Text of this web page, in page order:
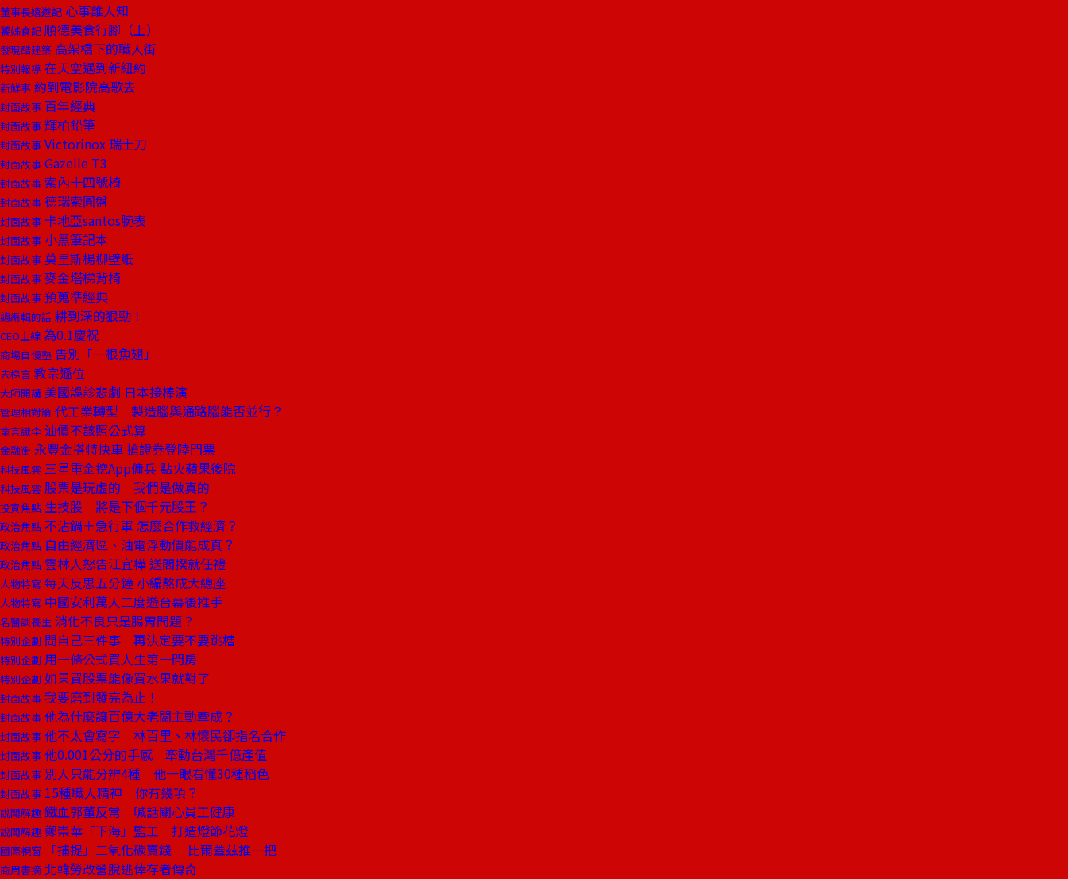
董事長嬉遊記 心事誰人知
饕姊食記 順德美食行腳（上）
發現酷建築 高架橋下的職人街
特別報導 在天空遇到新紐約
新鮮事 約到電影院高歌去
封面故事 百年經典
封面故事 輝柏鉛筆
封面故事 Victorinox 瑞士刀
封面故事 Gazelle T3
封面故事 索內十四號椅
封面故事 德瑞索圓盤
封面故事 卡地亞santos腕表
封面故事 小黑筆記本
封面故事 莫里斯楊柳壁紙
封面故事 麥金塔梯背椅
封面故事 預蒐準經典
總編輯的話 耕到深的狠勁！
CEO上線 為0.1慶祝
商場自慢塾 告別「一根魚翅」
去梯言 教宗遜位
大師開講 美國誤診悲劇 日本接棒演
管理相對論 代工業轉型 製造腦與通路腦能否並行？
童言識李 油價不該照公式算
金融街 永豐金搭特快車 搶證券登陸門票
科技風雲 三星重金挖App傭兵 點火蘋果後院
科技風雲 股票是玩虛的 我們是做真的
投資焦點 生技股 將是下個千元股王？
政治焦點 不沾鍋＋急行軍 怎麼合作救經濟？
政治焦點 自由經濟區、油電浮動價能成真？
政治焦點 雲林人怒告江宜樺 送閣揆就任禮
人物特寫 每天反思五分鐘 小編熬成大總座
人物特寫 中國安利萬人二度遊台幕後推手
名醫談養生 消化不良只是腸胃問題？
特別企劃 問自己三件事 再決定要不要跳槽
特別企劃 用一條公式買人生第一間房
特別企劃 如果買股票能像買水果就對了
封面故事 我要磨到發亮為止！
封面故事 他為什麼讓百億大老闆主動牽成？
封面故事 他不太會寫字 林百里、林懷民卻指名合作
封面故事 他0.001公分的手感 牽動台灣千億產值
封面故事 別人只能分辨4種 他一眼看懂30種稻色
封面故事 15種職人精神 你有幾項？
說聞解趣 鐵血郭董反常 喊話關心員工健康
說聞解趣 鄭崇華「下海」監工 打造燈節花燈
國際視窗 「捕捉」二氧化碳賣錢 比爾蓋茲推一把
商周書摘 北韓勞改營脫逃倖存者傳奇